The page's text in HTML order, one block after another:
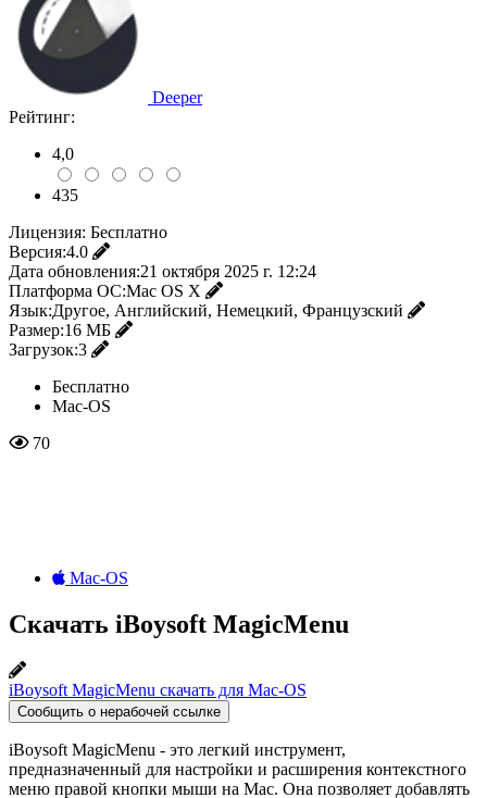
Deeper
Рейтинг:
4,0
435
Лицензия: Бесплатно
Версия:4.0
Дата обновления:21 октября 2025 г. 12:24
Платформа ОС:Mac OS X
Язык:Другое, Английский, Немецкий, Французский
Размер:16 МБ
Загрузок:3
Бесплатно
Mac-OS
70
Mac-OS
Скачать iBoysoft MagicMenu
iBoysoft MagicMenu скачать для Mac-OS
Сообщить о нерабочей ссылке
iBoysoft MagicMenu - это легкий инструмент,
предназначенный для настройки и расширения контекстного
меню правой кнопки мыши на Mac. Она позволяет добавлять